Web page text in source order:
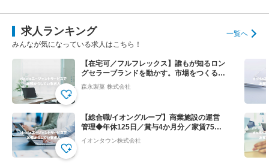
求人ランキング
一覧へ
みんなが気になっている求人はこちら！
【在宅可／フルフレックス】誰もが知るロン
グセラーブランドを動かす。市場をつくる提
案営業◆ハイチュウ等
森永製菓 株式会社
【総合職/イオングループ】商業施設の運営
管理◆年休125日／賞与4か月分／家賃75％
会社負担！
イオンタウン株式会社